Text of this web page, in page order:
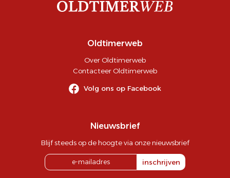
Oldtimerweb
Over Oldtimerweb
Contacteer Oldtimerweb
Volg ons op Facebook
Nieuwsbrief
Blijf steeds op de hoogte via onze nieuwsbrief
inschrijven